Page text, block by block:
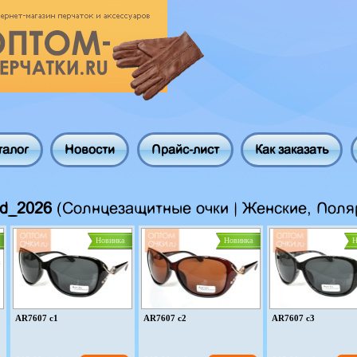
(Солнцезащитные очки | Женские,
AR7607 c1
Новинка
AR7607 c2
Новинка
AR7607 c3
Новости Прайс-лист Как заказать